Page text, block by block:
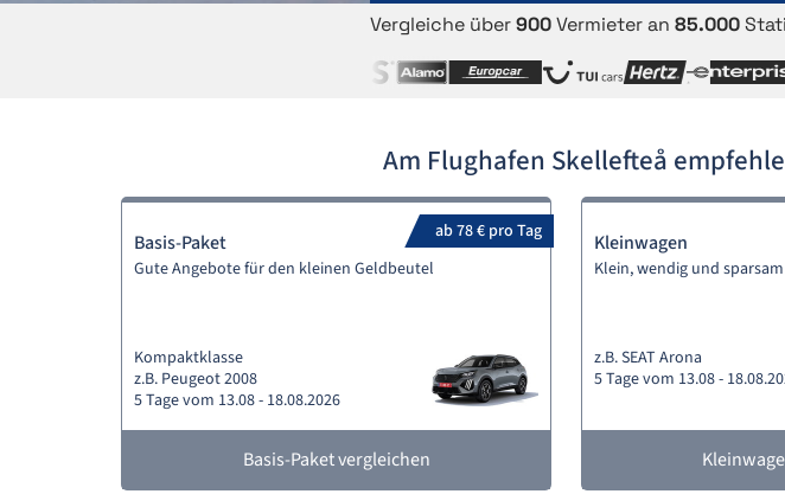
Vergleiche über900Vermieter an 85.000
Am Flughafen Skellefteå
ab 78 € pro Tag
Basis-Paket
Gute Angebote für den kleinen Geldbeutel
Kompaktklasse
z.B. Peugeot 2008
5 Tage vom 13.08 - 18.08.2026
Basis-Paket vergleichen
Kleinwagen
Klein, wendig und
z.B. SEAT Arona
5 Tage vom 13.08 -